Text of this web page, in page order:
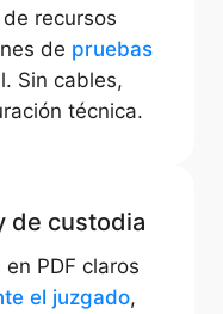
recursos
de pruebas
Sin cables,
técnica.
de custodia
PDF claros
el juzgado,